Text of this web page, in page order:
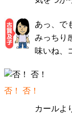
あっ、で
みっちり
味いね、
否！ 否！
カールよ